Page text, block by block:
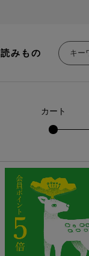
読みもの
カート